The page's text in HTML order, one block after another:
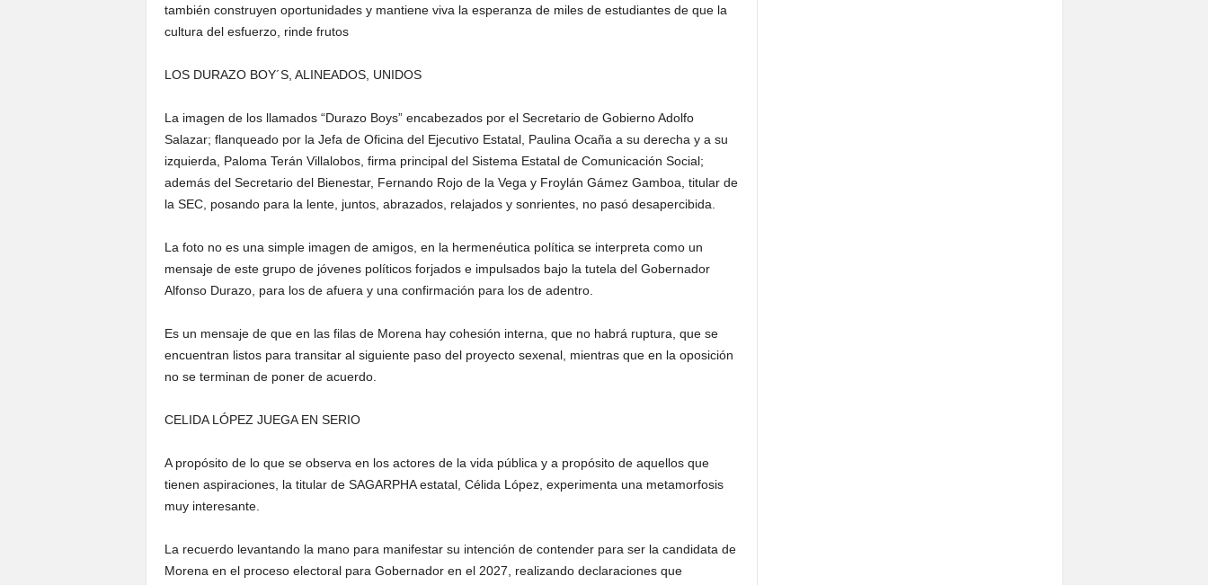
también construyen oportunidades y mantiene viva la esperanza de miles de estudiantes de que la
cultura del esfuerzo, rinde frutos
LOS DURAZO BOY´S, ALINEADOS, UNIDOS
La imagen de los llamados “Durazo Boys” encabezados por el Secretario de Gobierno Adolfo
Salazar; flanqueado por la Jefa de Oficina del Ejecutivo Estatal, Paulina Ocaña a su derecha y a su
izquierda, Paloma Terán Villalobos, firma principal del Sistema Estatal de Comunicación Social;
además del Secretario del Bienestar, Fernando Rojo de la Vega y Froylán Gámez Gamboa, titular de
la SEC, posando para la lente, juntos, abrazados, relajados y sonrientes, no pasó desapercibida.
La foto no es una simple imagen de amigos, en la hermenéutica política se interpreta como un
mensaje de este grupo de jóvenes políticos forjados e impulsados bajo la tutela del Gobernador
Alfonso Durazo, para los de afuera y una confirmación para los de adentro.
Es un mensaje de que en las filas de Morena hay cohesión interna, que no habrá ruptura, que se
encuentran listos para transitar al siguiente paso del proyecto sexenal, mientras que en la oposición
no se terminan de poner de acuerdo.
CELIDA LÓPEZ JUEGA EN SERIO
A propósito de lo que se observa en los actores de la vida pública y a propósito de aquellos que
tienen aspiraciones, la titular de SAGARPHA estatal, Célida López, experimenta una metamorfosis
muy interesante.
La recuerdo levantando la mano para manifestar su intención de contender para ser la candidata de
Morena en el proceso electoral para Gobernador en el 2027, realizando declaraciones que